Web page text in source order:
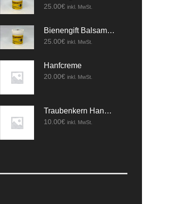
25.00€ inkl. MwSt.
Bienengift Balsam mit Kräuter
25.00€ inkl. MwSt.
Hanfcreme
20.00€ inkl. MwSt.
Traubenkern Handcreme
10.00€ inkl. MwSt.